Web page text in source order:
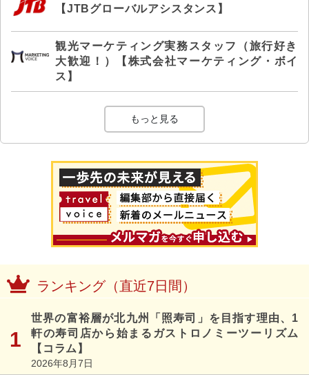
【JTBグローバルアシスタンス】
観光マーケティング実務スタッフ（旅行好き
大歓迎！）【株式会社マーケティング・ボイ
ス】
もっと見る
ランキング（直近7日間）
世界の富裕層が北九州「照寿司」を目指す理由、1
軒の寿司店から始まるガストロノミーツーリズム
【コラム】
2026年8月7日